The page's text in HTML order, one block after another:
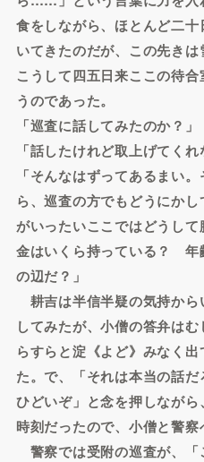
食をしながら、ほとんど二
いてきたのだが、この先きは
こうして四五日来ここの待
うのであった。
「巡査に話してみたのか？」
「話したけれど取上げてくれ
「そんなはずってあるまい
ら、巡査の方でもどうにか
がいったいここではどうし
金はいくら持っている？
の辺だ？」
耕吉は半信半疑の気持から
してみたが、小僧の答弁は
らすらと淀《よど》みなく
た。で、「それは本当の話
ひどいぞ」と念を押しなが
時刻だったので、小僧と警察
警察では受附の巡査が、